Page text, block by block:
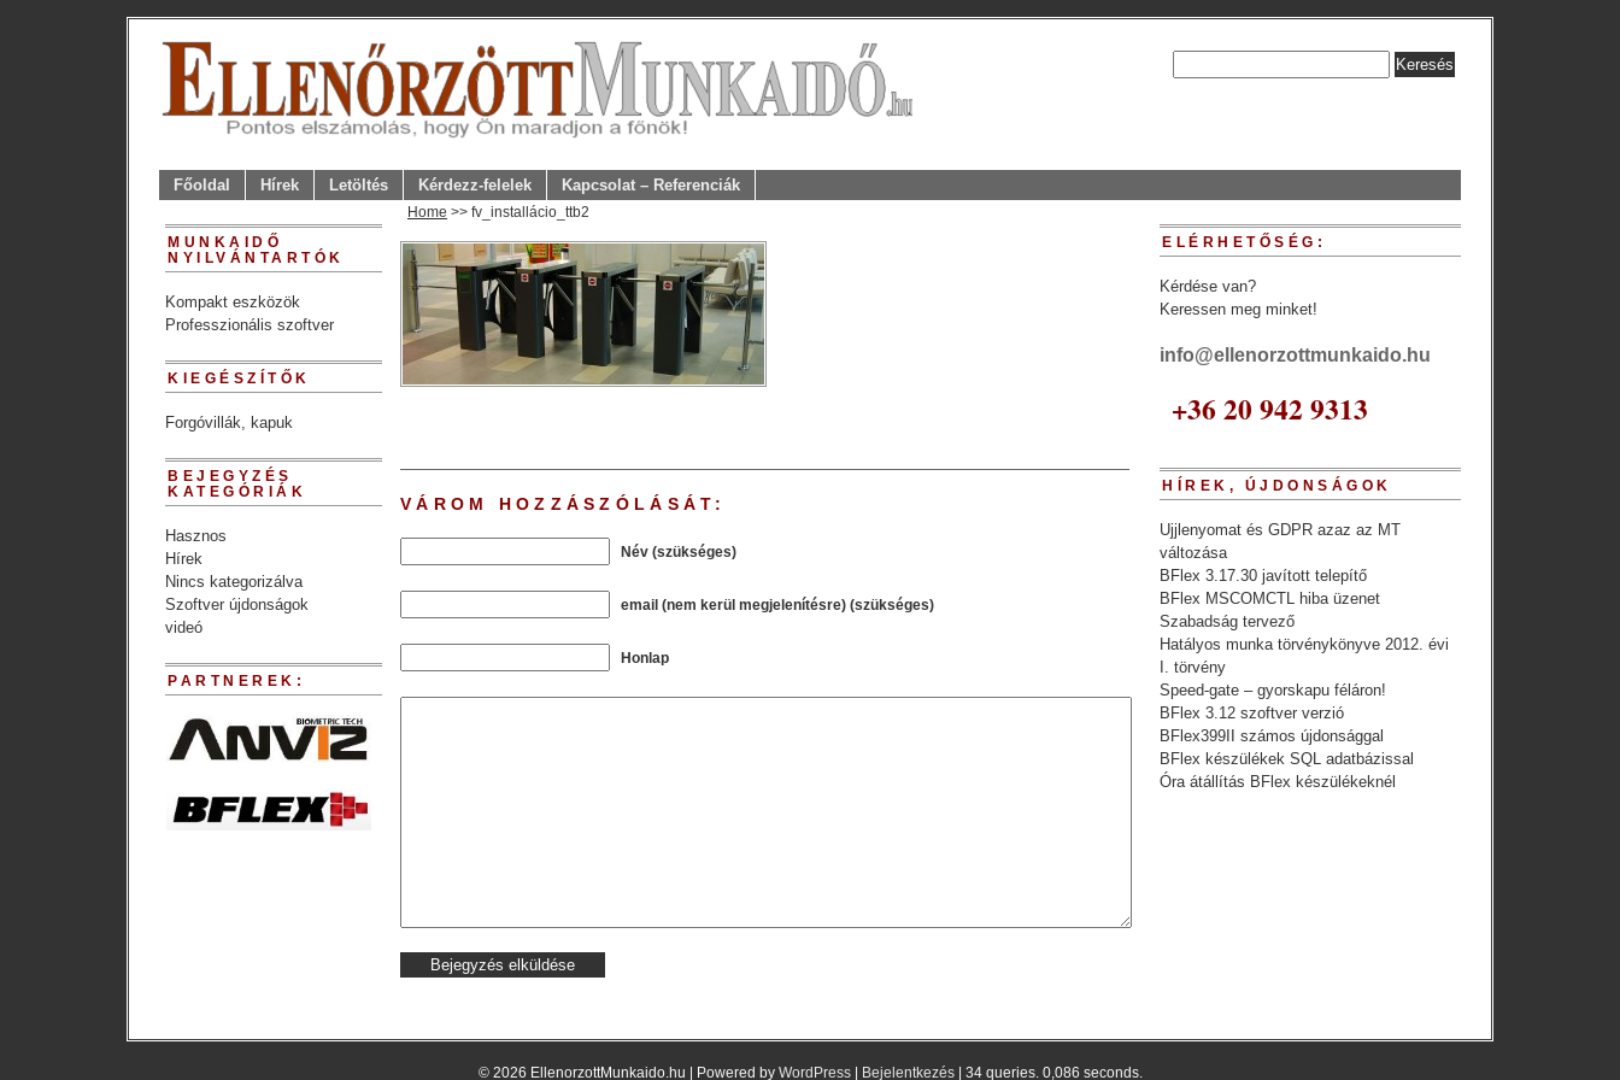
Főoldal Hírek Letöltés Kérdezz-felelek Kapcsolat – Referenciák
MUNKAIDŐ
NYILVÁNTARTÓK
Kompakt eszközök
Professzionális szoftver
KIEGÉSZÍTŐK
Forgóvillák, kapuk
BEJEGYZÉS
KATEGÓRIÁK
Hasznos
Hírek
Nincs kategorizálva
Szoftver újdonságok
videó
PARTNEREK:
Home >> fv_installácio_ttb2
VÁROM HOZZÁSZÓLÁSÁT:
Név (szükséges)
email (nem kerül megjelenítésre) (szükséges)
Honlap
ELÉRHETŐSÉG:
Kérdése van?
Keressen meg minket!
info@ellenorzottmunkaido.hu
+36 20 942 9313
HÍREK, ÚJDONSÁGOK
Ujjlenyomat és GDPR azaz az MT
változása
BFlex 3.17.30 javított telepítő
BFlex MSCOMCTL hiba üzenet
Szabadság tervező
Hatályos munka törvénykönyve 2012. évi
I. törvény
Speed-gate – gyorskapu féláron!
BFlex 3.12 szoftver verzió
BFlex399II számos újdonsággal
BFlex készülékek SQL adatbázissal
Óra átállítás BFlex készülékeknél
© 2026 EllenorzottMunkaido.hu | Powered by WordPress| Bejelentkezés| 34 queries. 0,086 seconds.